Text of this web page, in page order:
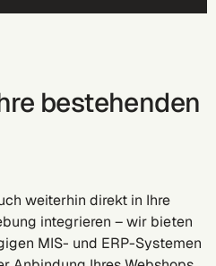
bestehenden
weiterhin direkt in Ihre
integrieren – wir bieten
MIS- und ERP-Systemen